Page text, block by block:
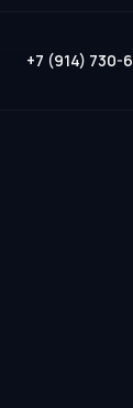
+7 (914) 730-